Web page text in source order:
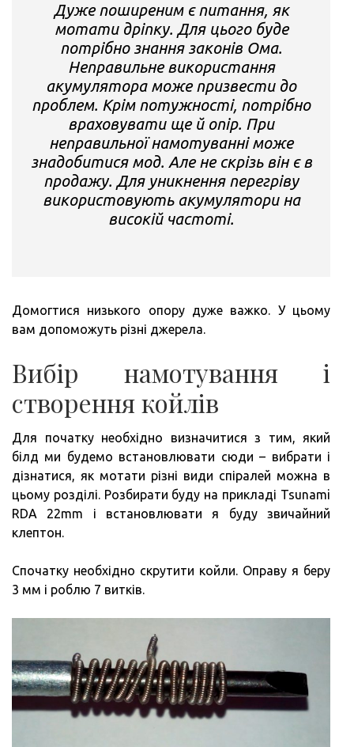
Дуже поширеним є питання, як
мотати дріпку. Для цього буде
потрібно знання законів Ома.
Неправильне використання
акумулятора може призвести до
проблем. Крім потужності, потрібно
враховувати ще й опір. При
неправильної намотуванні може
знадобитися мод. Але не скрізь він є в
продажу. Для уникнення перегріву
використовують акумулятори на
високій частоті.
Домогтися низького опору дуже важко. У цьому
вам допоможуть різні джерела.
Вибір намотування і
створення койлів
Для початку необхідно визначитися з тим, який
білд ми будемо встановлювати сюди – вибрати і
дізнатися, як мотати різні види спіралей можна в
цьому розділі. Розбирати буду на прикладі Tsunami
RDA 22mm і встановлювати я буду звичайний
клептон.
Спочатку необхідно скрутити койли. Оправу я беру
3 мм і роблю 7 витків.